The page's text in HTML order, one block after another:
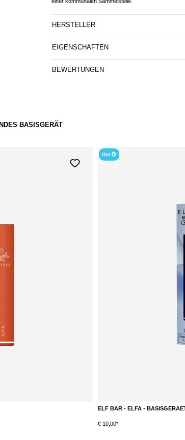
HERSTELLER
EIGENSCHAFTEN
BEWERTUNGEN
BASISGERÄT
Hot
ELF BAR - ELFA -
€ 10,00*